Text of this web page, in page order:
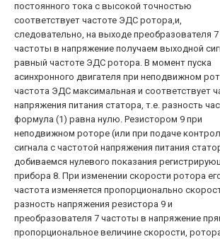
постоянного тока с высокой точностью
соответствует частоте ЭДС ротора,и,
следовательно, на выходе преобразователя 7
частоты в напряжение получаем выходной
равный частоте ЭДС ротора. В момент пуска
асинхронного двигателя при неподвижном
частота ЭДС максимальная и соответствует
напряжения питания статора, т.е. разность
формула (1) равна нулю. Резистором 9 при
неподвижном роторе (или при подаче
сигнала с частотой напряжения питания
добиваемся нулевого показания
прибора 8. При изменении скорости ротора
частота изменяется пропорционально
разность напряжения резистора 9 и
преобразователя 7 частоты в напряжение
пропорциональное величине скорости,